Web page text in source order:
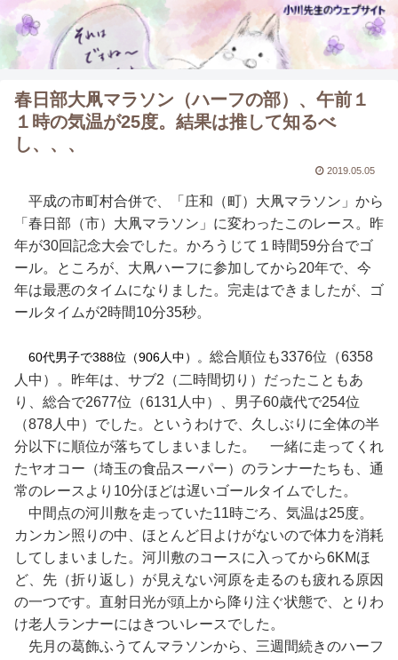
春日部大凧マラソン（ハーフの部）、午前１
１時の気温が25度。結果は推して知るべ
し、、、
2019.05.05
平成の市町村合併で、「庄和（町）大凧マラソン」から
「春日部（市）大凧マラソン」に変わったこのレース。昨
年が30回記念大会でした。かろうじて１時間59分台でゴ
ール。ところが、大凧ハーフに参加してから20年で、今
年は最悪のタイムになりました。完走はできましたが、ゴ
ールタイムが2時間10分35秒。
60代男子で388位（906人中）。 総合順位も3376位（6358
人中）。昨年は、サブ2（二時間切り）だったこともあ
り、総合で2677位（6131人中）、男子60歳代で254位
（878人中）でした。というわけで、久しぶりに全体の半
分以下に順位が落ちてしまいました。 一緒に走ってくれ
たヤオコー（埼玉の食品スーパー）のランナーたちも、通
常のレースより10分ほどは遅いゴールタイムでした。
中間点の河川敷を走っていた11時ごろ、気温は25度。
カンカン照りの中、ほとんど日よけがないので体力を消耗
してしまいました。河川敷のコースに入ってから6KMほ
ど、先（折り返し）が見えない河原を走るのも疲れる原因
の一つです。直射日光が頭上から降り注ぐ状態で、とりわ
け老人ランナーにはきついレースでした。
先月の葛飾ふうてんマラソンから、三週間続きのハーフ